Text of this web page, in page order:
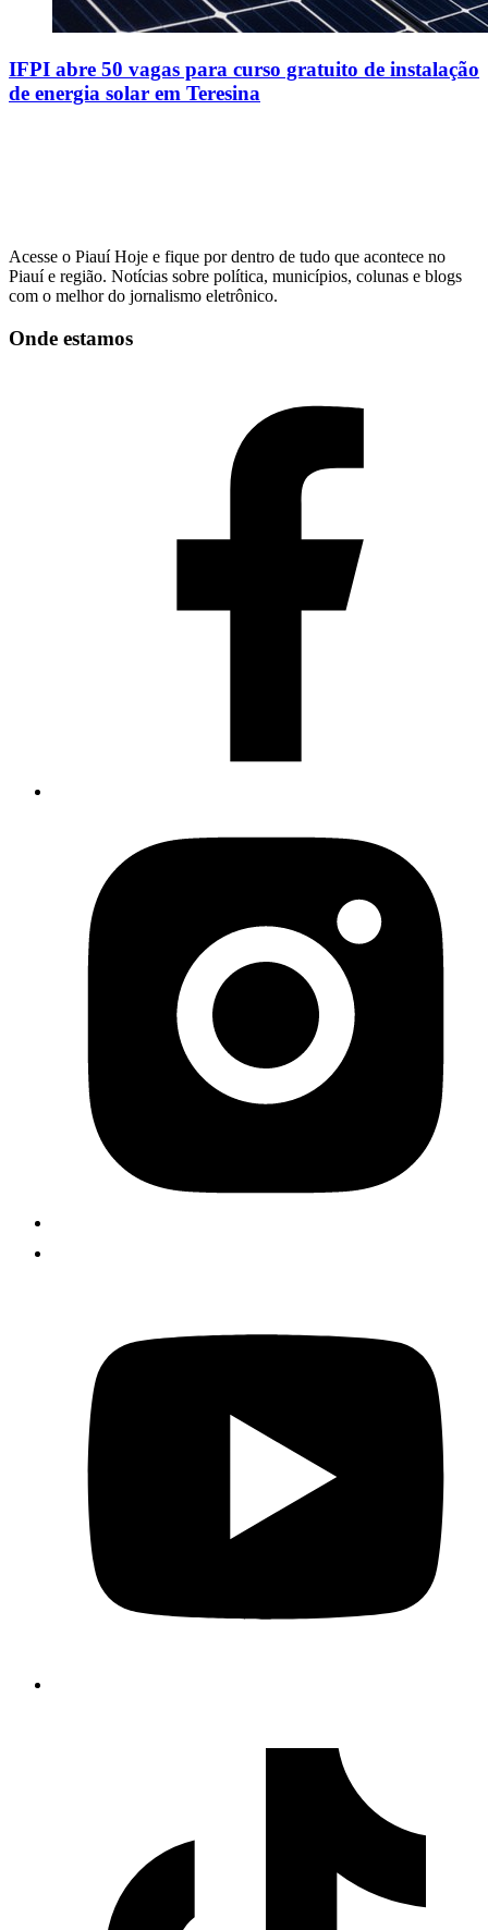
IFPI abre 50 vagas para curso gratuito de instalação
de energia solar em Teresina
Acesse o Piauí Hoje e fique por dentro de tudo que acontece no
Piauí e região. Notícias sobre política, municípios, colunas e blogs
com o melhor do jornalismo eletrônico.
Onde estamos